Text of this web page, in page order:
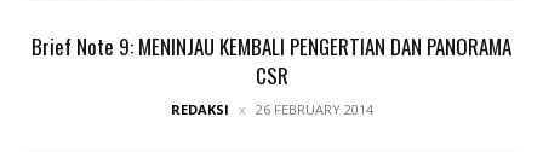
Brief Note 9: MENINJAU KEMBALI PENGERTIAN DAN PANORAMA
CSR
REDAKSI 26 FEBRUARY 2014